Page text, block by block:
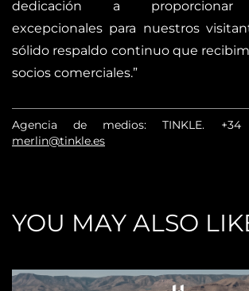
dedicación a proporcionar
excepcionales para nuestros
sólido respaldo continuo que
socios comerciales.”
Agencia de medios: TINKLE.
merlin@tinkle.es
YOU MAY ALSO